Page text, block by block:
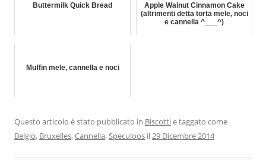
Buttermilk Quick Bread
Apple Walnut Cinnamon Cake
(altrimenti detta torta mele, noci
e cannella ^___^)
Muffin mele, cannella e noci
Questo articolo è stato pubblicato in Biscottie taggato come
Belgio, Bruxelles,Cannella,Speculoos il29 Dicembre 2014